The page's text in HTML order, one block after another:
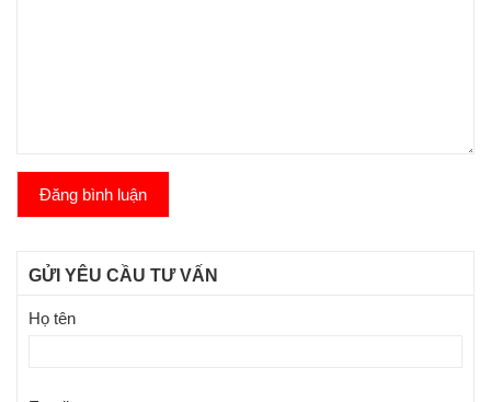
Đăng bình luận
GỬI YÊU CẦU TƯ VẤN
Họ tên